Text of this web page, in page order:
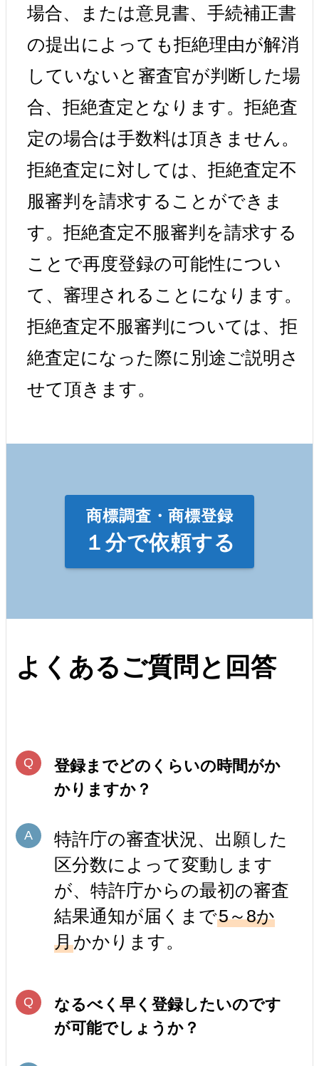
場合、または意見書、手続補正書
の提出によっても拒絶理由が解消
していないと審査官が判断した場
合、拒絶査定となります。拒絶査
定の場合は手数料は頂きません。
拒絶査定に対しては、拒絶査定不
服審判を請求することができま
す。拒絶査定不服審判を請求する
ことで再度登録の可能性につい
て、審理されることになります。
拒絶査定不服審判については、拒
絶査定になった際に別途ご説明さ
せて頂きます。
商標調査・商標登録
１分で依頼する
よくあるご質問と回答
登録までどのくらいの時間がか
かりますか？
特許庁の審査状況、出願した
区分数によって変動します
が、特許庁からの最初の審査
結果通知が届くまで5～8か
月かかります。
なるべく早く登録したいのです
が可能でしょうか？